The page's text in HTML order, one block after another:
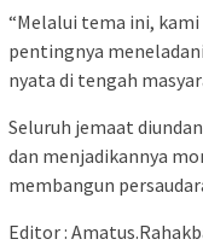
“Melalui tema ini,
pentingnya
nyata di tengah
Seluruh jemaat
dan menjadikannya
membangun
Editor :